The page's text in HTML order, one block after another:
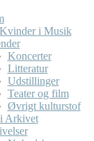
i Musik
Koncerter
Litteratur
Udstillinger
Teater og film
Øvrigt kulturstof
Arkivet